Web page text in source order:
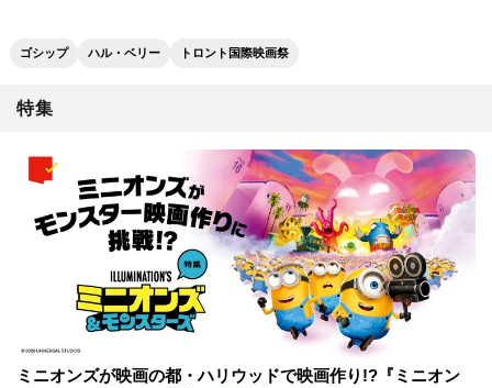
ゴシップ ハル・ベリー トロント国際映画祭
特集
ミニオンズが映画の都・ハリウッドで映画作り!?『ミニオン